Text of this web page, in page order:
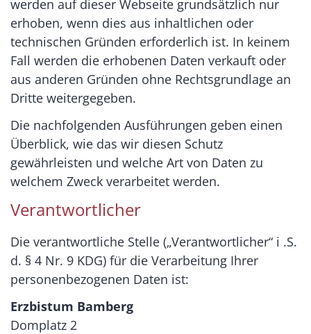
werden auf dieser Webseite grundsätzlich nur
erhoben, wenn dies aus inhaltlichen oder
technischen Gründen erforderlich ist. In keinem
Fall werden die erhobenen Daten verkauft oder
aus anderen Gründen ohne Rechtsgrundlage an
Dritte weitergegeben.
Die nachfolgenden Ausführungen geben einen
Überblick, wie das wir diesen Schutz
gewährleisten und welche Art von Daten zu
welchem Zweck verarbeitet werden.
Verantwortlicher
Die verantwortliche Stelle („Verantwortlicher“ i .S.
d. § 4 Nr. 9 KDG) für die Verarbeitung Ihrer
personenbezogenen Daten ist:
Erzbistum Bamberg
Domplatz 2